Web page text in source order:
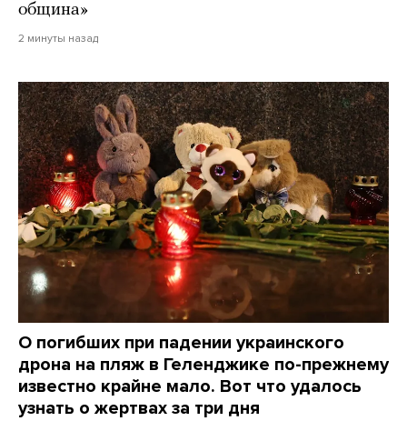
община»
2 минуты назад
О погибших при падении украинского
дрона на пляж в Геленджике по-прежнему
известно крайне мало. Вот что удалось
узнать о жертвах за три дня